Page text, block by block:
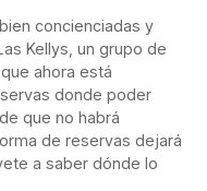
concienciadas y
Kellys, un grupo de
ahora está
donde poder
que no habrá
de reservas dejará
a saber dónde lo